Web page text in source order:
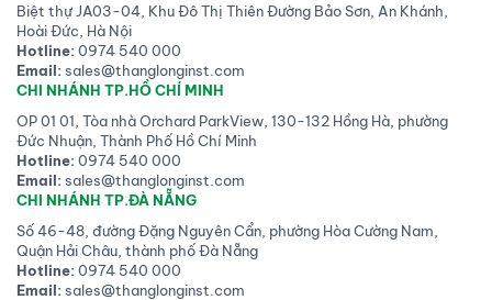
Biệt thự JA03-04, Khu Đô Thị Thiên Đường Bảo Sơn, An Khánh,
Hoài Đức, Hà Nội
Hotline:0974 540 000
Email:sales@thanglonginst.com
CHI NHÁNH TP.HỒ CHÍ MINH
OP 01 01, Tòa nhà Orchard ParkView, 130-132 Hồng Hà, phường
Đức Nhuận, Thành Phố Hồ Chí Minh
Hotline:0974 540 000
Email:sales@thanglonginst.com
CHI NHÁNH TP.ĐÀ NẴNG
Số 46-48, đường Đặng Nguyên Cẩn, phường Hòa Cường Nam,
Quận Hải Châu, thành phố Đà Nẵng
Hotline:0974 540 000
Email:sales@thanglonginst.com